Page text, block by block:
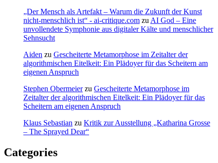
„Der Mensch als Artefakt – Warum die Zukunft der Kunst
nicht-menschlich ist“ - ai-critique.com zu AI God – Eine
unvollendete Symphonie aus digitaler Kälte und menschlicher
Sehnsucht
Aiden zu Gescheiterte Metamorphose im Zeitalter der
algorithmischen Eitelkeit: Ein Plädoyer für das Scheitern am
eigenen Anspruch
Stephen Obermeierzu Gescheiterte Metamorphose im
Zeitalter der algorithmischen Eitelkeit: Ein Plädoyer für das
Scheitern am eigenen Anspruch
Klaus Sebastian zu Kritik zur Ausstellung „Katharina Grosse
– The Sprayed Dear“
Categories